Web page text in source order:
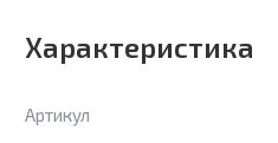
Характеристика
Артикул